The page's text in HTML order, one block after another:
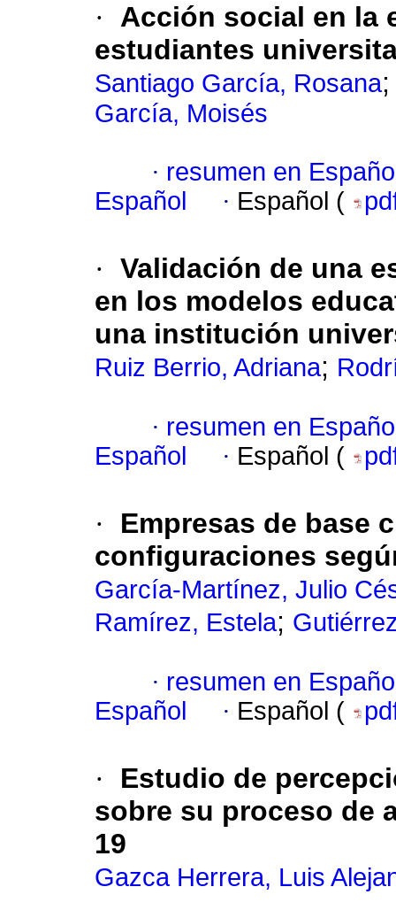
·
Acción social en la
estudiantes
Santiago García, Rosana
García, Moisés
· resumen en
Español
· Español (
· Validación de una
en los modelos
una institución
Ruiz Berrio, Adriana;
· resumen en
Español
· Español (
·
Empresas de base
configuraciones
García-Martínez, Julio
Ramírez, Estela;
· resumen en
Español
· Español (
·
Estudio de
sobre su proceso de
19
Gazca Herrera, Luis